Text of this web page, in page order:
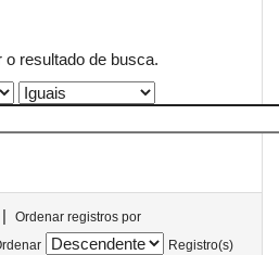
o resultado de busca.
|
Ordenar registros por
Registro(s)